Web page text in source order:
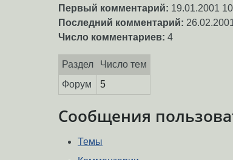
Первый комментарий: 19.01.2001
Последний комментарий:
Число комментариев: 4
Раздел
Число тем
Форум
5
Сообщения
Темы